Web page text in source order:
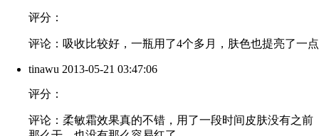
评分：
评论：吸收比较好，一瓶用了4个多月，肤色也提亮了一点
tinawu 2013-05-21 03:47:06
评分：
评论：柔敏霜效果真的不错，用了一段时间皮肤没有之前